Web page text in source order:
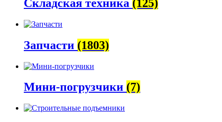
Складская техника (125)
Запчасти (1803)
Мини-погрузчики (7)